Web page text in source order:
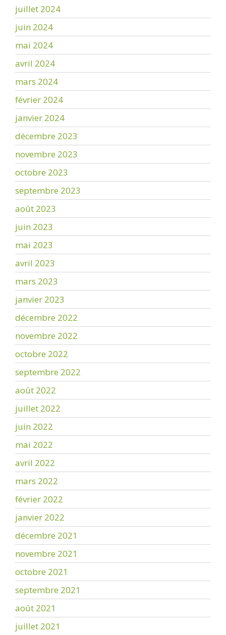
juillet 2024
juin 2024
mai 2024
avril 2024
mars 2024
février 2024
janvier 2024
décembre 2023
novembre 2023
octobre 2023
septembre 2023
août 2023
juin 2023
mai 2023
avril 2023
mars 2023
janvier 2023
décembre 2022
novembre 2022
octobre 2022
septembre 2022
août 2022
juillet 2022
juin 2022
mai 2022
avril 2022
mars 2022
février 2022
janvier 2022
décembre 2021
novembre 2021
octobre 2021
septembre 2021
août 2021
juillet 2021